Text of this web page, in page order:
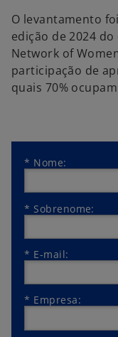
O levantamento
edição de 2024
Network of
participação de
quais 70%
* Nome:
* Sobrenome:
* E-mail:
* Empresa: